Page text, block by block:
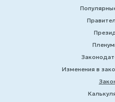
Изменения в